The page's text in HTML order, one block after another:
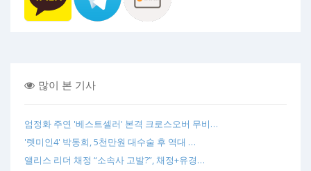
많이 본 기사
엄정화 주연 '베스트셀러' 본격 크로스오버 무비…
'렛미인4' 박동희, 5천만원 대수술 후 역대 …
앨리스 리더 채정 “소속사 고발?”, 채정+유경…